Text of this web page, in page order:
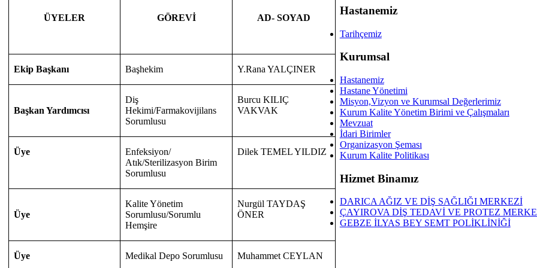
ÜYELER GÖREVİ AD- SOYAD
Ekip Başkanı Başhekim Y.Rana YALÇINER
Başkan Yardımcısı
Diş
Hekimi/Farmakovijilans
Sorumlusu
Burcu KILIÇ
VAKVAK
Üye
Enfeksiyon/
Atık/Sterilizasyon Birim
Sorumlusu
Dilek TEMEL YILDIZ
Üye
Kalite Yönetim
Sorumlusu/Sorumlu
Hemşire
Nurgül TAYDAŞ
ÖNER
Üye Medikal Depo Sorumlusu Muhammet CEYLAN
Hastanemiz
Tarihçemiz
Kurumsal
Hastanemiz
Hastane Yönetimi
Misyon,Vizyon ve Kurumsal Değerlerimiz
Kurum Kalite Yönetim Birimi ve Çalışmaları
Mevzuat
İdari Birimler
Organizasyon Şeması
Kurum Kalite Politikası
Hizmet Binamız
DARICA AĞIZ VE DİŞ SAĞLIĞI MERKEZİ
ÇAYIROVA DİŞ TEDAVİ VE PROTEZ
GEBZE İLYAS BEY SEMT POLİKLİNİĞİ